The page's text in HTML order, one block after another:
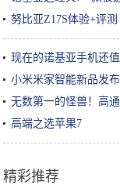
努比亚Z17S体验+评测
现在的诺基亚手机还
小米米家智能新品发
无数第一的怪兽！高
高端之选苹果7
精彩推荐